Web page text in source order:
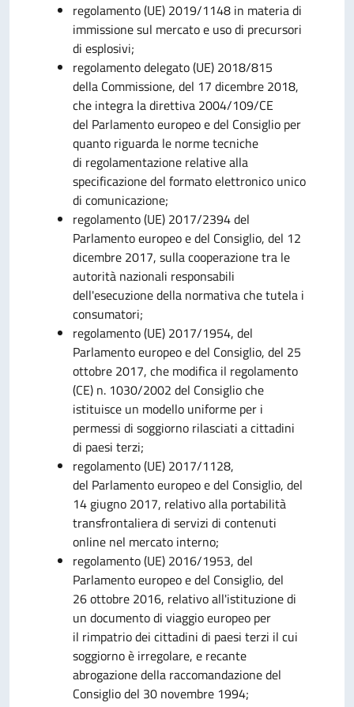
regolamento (UE) 2019/1148 in materia di
immissione sul mercato e uso di precursori
di esplosivi;
regolamento delegato (UE) 2018/815
della Commissione, del 17 dicembre 2018,
che integra la direttiva 2004/109/CE
del Parlamento europeo e del Consiglio per
quanto riguarda le norme tecniche
di regolamentazione relative alla
specificazione del formato elettronico unico
di comunicazione;
regolamento (UE) 2017/2394 del
Parlamento europeo e del Consiglio, del 12
dicembre 2017, sulla cooperazione tra le
autorità nazionali responsabili
dell'esecuzione della normativa che tutela i
consumatori;
regolamento (UE) 2017/1954, del
Parlamento europeo e del Consiglio, del 25
ottobre 2017, che modifica il regolamento
(CE) n. 1030/2002 del Consiglio che
istituisce un modello uniforme per i
permessi di soggiorno rilasciati a cittadini
di paesi terzi;
regolamento (UE) 2017/1128,
del Parlamento europeo e del Consiglio, del
14 giugno 2017, relativo alla portabilità
transfrontaliera di servizi di contenuti
online nel mercato interno;
regolamento (UE) 2016/1953, del
Parlamento europeo e del Consiglio, del
26 ottobre 2016, relativo all'istituzione di
un documento di viaggio europeo per
il rimpatrio dei cittadini di paesi terzi il cui
soggiorno è irregolare, e recante
abrogazione della raccomandazione del
Consiglio del 30 novembre 1994;